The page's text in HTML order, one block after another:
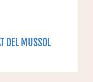
DEL MUSSOL